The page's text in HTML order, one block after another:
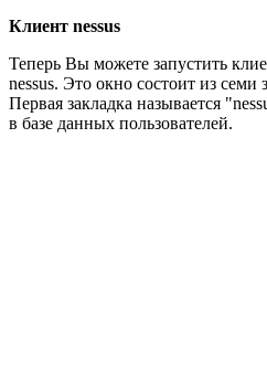
Клиент nessus
Теперь Вы можете запустить
nessus. Это окно состоит из семи
Первая закладка называется
в базе данных пользователей.